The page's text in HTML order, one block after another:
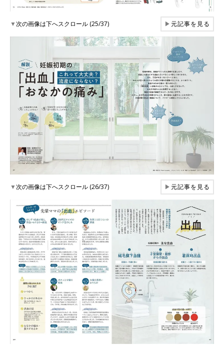
▼次の画像は下へスクロール (25/37) ▶元記事を見る
▼次の画像は下へスクロール (26/37) ▶元記事を見る